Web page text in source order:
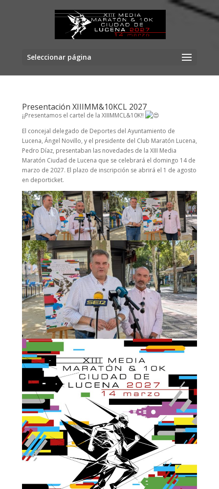
Seleccionar página
Presentación XIIIMM&10KCL 2027
¡¡Presentamos el cartel de la XIIIMMCL&10K!!
El concejal delegado de Deportes del Ayuntamiento de
Lucena, Ángel Novillo, y el presidente del Club Maratón Lucena,
Pedro Díaz, presentaban las novedades de la XIII Media
Maratón Ciudad de Lucena que se celebrará el domingo 14 de
marzo de 2027. El plazo de inscripción se abrirá el 1 de agosto
en deporticket.